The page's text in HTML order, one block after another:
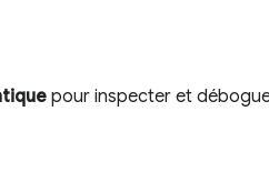
pour inspecter et